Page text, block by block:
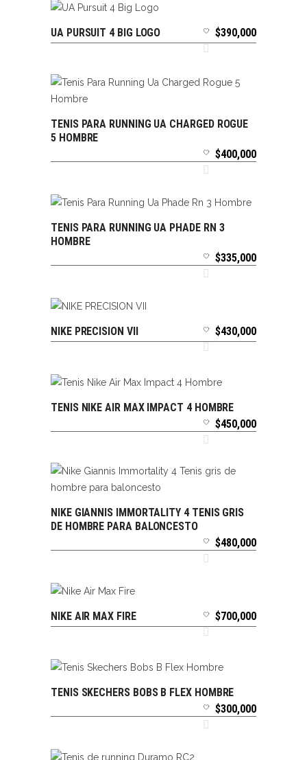
SELECCIONAR OPCIONES
UA PURSUIT 4 BIG LOGO $390,000
SELECCIONAR OPCIONES
TENIS PARA RUNNING UA CHARGED ROGUE
5 HOMBRE
$400,000
SELECCIONAR OPCIONES
TENIS PARA RUNNING UA PHADE RN 3
HOMBRE
$335,000
SELECCIONAR OPCIONES
NIKE PRECISION VII $430,000
SELECCIONAR OPCIONES
TENIS NIKE AIR MAX IMPACT 4 HOMBRE
$450,000
SELECCIONAR OPCIONES
NIKE GIANNIS IMMORTALITY 4 TENIS GRIS
DE HOMBRE PARA BALONCESTO
$480,000
SELECCIONAR OPCIONES
NIKE AIR MAX FIRE $700,000
SELECCIONAR OPCIONES
TENIS SKECHERS BOBS B FLEX HOMBRE
$300,000